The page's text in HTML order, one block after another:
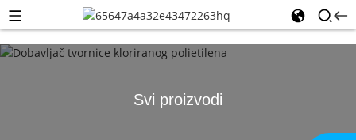
Svi proizvodi